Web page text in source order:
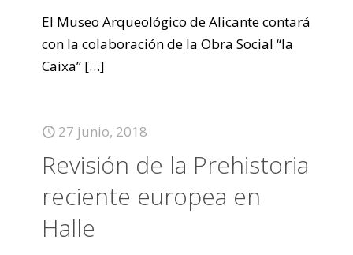
El Museo Arqueológico de Alicante contará
con la colaboración de la Obra Social “la
Caixa” […]
27 junio, 2018
Revisión de la Prehistoria
reciente europea en
Halle